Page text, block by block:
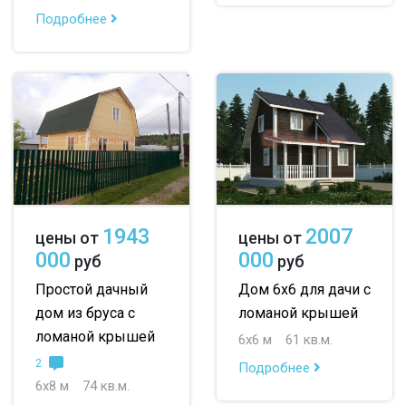
Подробнее
цены от 1943
000 руб
Простой дачный
дом из бруса с
ломаной крышей
2
6х8 м
74 кв.м.
цены от 2007
000 руб
Дом 6х6 для дачи с
ломаной крышей
6х6 м
61 кв.м.
Подробнее